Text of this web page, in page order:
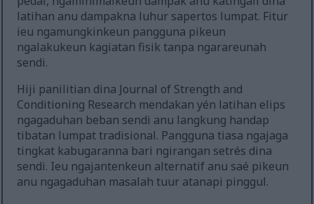
latihan anu dampakna luhur sapertos lumpat. Fitur
ieu ngamungkinkeun pangguna pikeun
ngalakukeun kagiatan fisik tanpa ngarareunah
sendi.
Hiji panilitian dina Journal of Strength and
Conditioning Research mendakan yén latihan elips
ngagaduhan beban sendi anu langkung handap
tibatan lumpat tradisional. Pangguna tiasa ngajaga
tingkat kabugaranna bari ngirangan setrés dina
sendi. Ieu ngajantenkeun alternatif anu saé pikeun
anu ngagaduhan masalah tuur atanapi pinggul.